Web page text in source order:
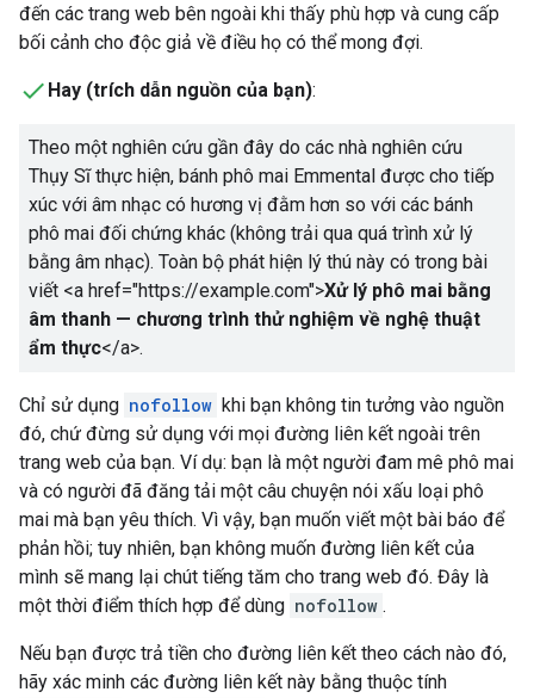
đến các trang web bên ngoài khi thấy phù hợp và cung cấp
bối cảnh cho độc giả về điều họ có thể mong đợi.
Hay (trích dẫn nguồn của bạn):
Theo một nghiên cứu gần đây do các nhà nghiên cứu
Thụy Sĩ thực hiện, bánh phô mai Emmental được cho tiếp
xúc với âm nhạc có hương vị đằm hơn so với các bánh
phô mai đối chứng khác (không trải qua quá trình xử lý
bằng âm nhạc). Toàn bộ phát hiện lý thú này có trong bài
viết <a href="https://example.com">Xử lý phô mai bằng
âm thanh — chương trình thử nghiệm về nghệ thuật
ẩm thực</a>.
Chỉ sử dụng nofollow khi bạn không tin tưởng vào nguồn
đó, chứ đừng sử dụng với mọi đường liên kết ngoài trên
trang web của bạn. Ví dụ: bạn là một người đam mê phô mai
và có người đã đăng tải một câu chuyện nói xấu loại phô
mai mà bạn yêu thích. Vì vậy, bạn muốn viết một bài báo để
phản hồi; tuy nhiên, bạn không muốn đường liên kết của
mình sẽ mang lại chút tiếng tăm cho trang web đó. Đây là
một thời điểm thích hợp để dùng nofollow .
Nếu bạn được trả tiền cho đường liên kết theo cách nào đó,
hãy xác minh các đường liên kết này bằng thuộc tính